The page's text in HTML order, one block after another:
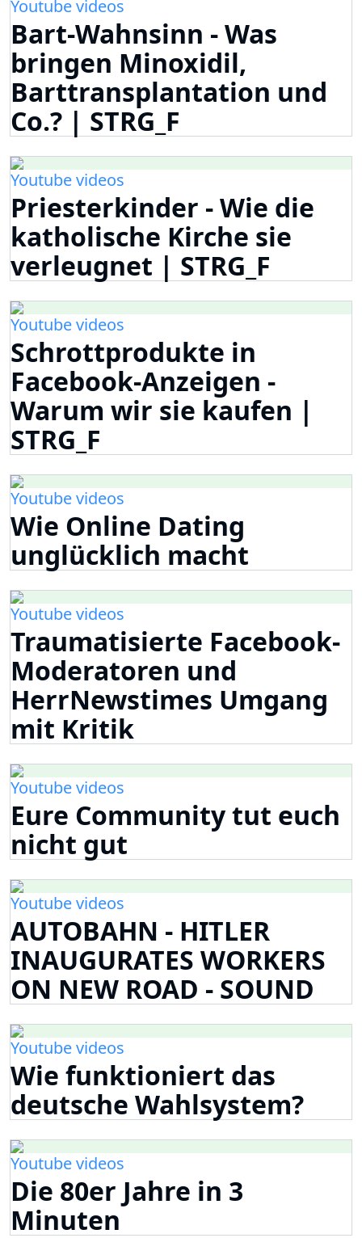
Youtube videos
Bart-Wahnsinn - Was
bringen Minoxidil,
Barttransplantation und
Co.? | STRG_F
Youtube videos
Priesterkinder - Wie die
katholische Kirche sie
verleugnet | STRG_F
Youtube videos
Schrottprodukte in
Facebook-Anzeigen -
Warum wir sie kaufen |
STRG_F
Youtube videos
Wie Online Dating
unglücklich macht
Youtube videos
Traumatisierte Facebook-
Moderatoren und
HerrNewstimes Umgang
mit Kritik
Youtube videos
Eure Community tut euch
nicht gut
Youtube videos
AUTOBAHN - HITLER
INAUGURATES WORKERS
ON NEW ROAD - SOUND
Youtube videos
Wie funktioniert das
deutsche Wahlsystem?
Youtube videos
Die 80er Jahre in 3
Minuten